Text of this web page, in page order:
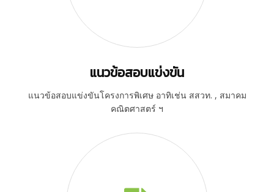
แนวข้อสอบแข่งขัน
แนวข้อสอบแข่งขันโครงการพิเศษ อาทิเช่น สสวท. , สมาคม
คณิตศาสตร์ ฯ